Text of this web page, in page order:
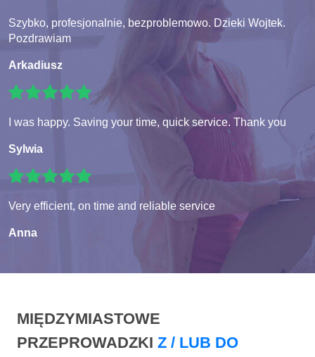
Szybko, profesjonalnie, bezproblemowo. Dzieki Wojtek.
Pozdrawiam
Arkadiusz
I was happy. Saving your time, quick service. Thank you
Sylwia
Very efficient, on time and reliable service
Anna
MIĘDZYMIASTOWE
PRZEPROWADZKI Z / LUB DO